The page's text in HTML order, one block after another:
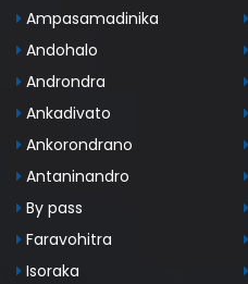
Ampasamadinika
Andohalo
Androndra
Ankadivato
Ankorondrano
Antaninandro
By pass
Faravohitra
Isoraka